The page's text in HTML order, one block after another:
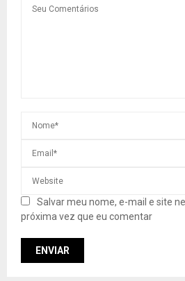
Salvar meu nome, e-mail e site
próxima vez que eu comentar